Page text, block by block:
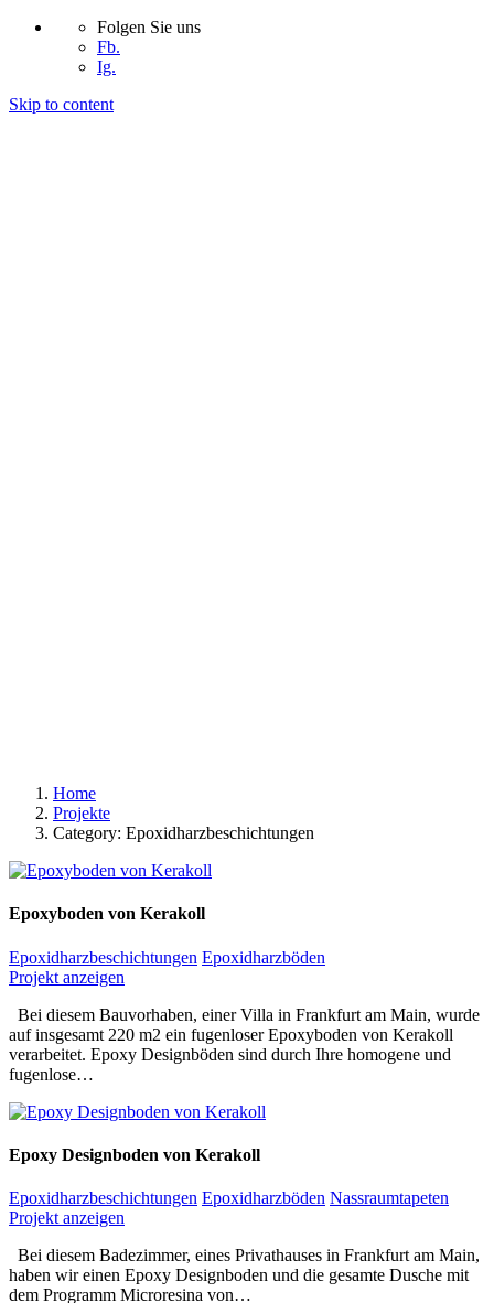
Folgen Sie uns
Fb.
Ig.
Skip to content
Home
Projekte
Category: Epoxidharzbeschichtungen
Epoxyboden von Kerakoll
Epoxidharzbeschichtungen Epoxidharzböden
Projekt anzeigen
Bei diesem Bauvorhaben, einer Villa in Frankfurt am Main, wurde
auf insgesamt 220 m2 ein fugenloser Epoxyboden von Kerakoll
verarbeitet. Epoxy Designböden sind durch Ihre homogene und
fugenlose…
Epoxy Designboden von Kerakoll
Epoxidharzbeschichtungen Epoxidharzböden Nassraumtapeten
Projekt anzeigen
Bei diesem Badezimmer, eines Privathauses in Frankfurt am Main,
haben wir einen Epoxy Designboden und die gesamte Dusche mit
dem Programm Microresina von…